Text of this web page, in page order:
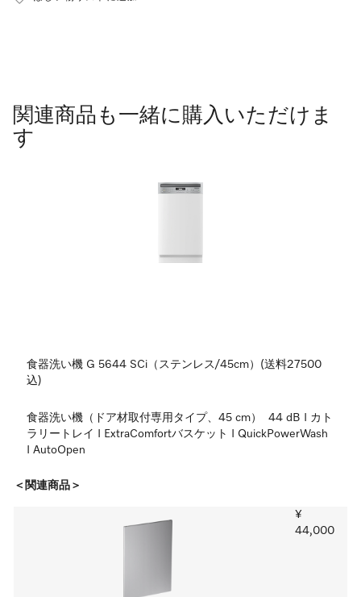
関連商品も一緒に購入いただけま
す
食器洗い機 G 5644 SCi（ステンレス/45cm）(送料27500
込)
食器洗い機（ドア材取付専用タイプ、45 cm）  44 dB I カト
ラリートレイ I ExtraComfortバスケット I QuickPowerWash
I AutoOpen
＜関連商品＞
¥
44,000